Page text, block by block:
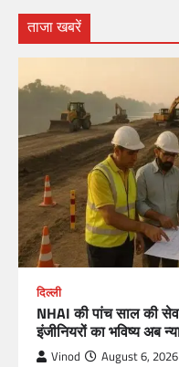
ताजा खबरें
दिल्ली
NHAI की पांच साल की
इंजीनियरों का भविष्य अब
Vinod August 6, 2026